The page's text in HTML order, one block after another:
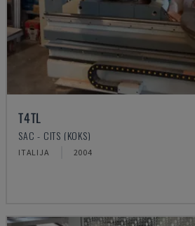
T4TL
SAC - CITS (KOKS)
ITALIJA 2004